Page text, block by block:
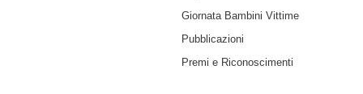
Giornata Bambini Vittime
Pubblicazioni
Premi e Riconoscimenti